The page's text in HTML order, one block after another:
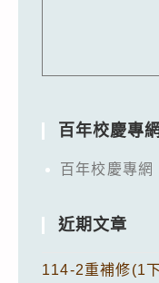
百年校慶專網
百年校慶專網
近期文章
114-2重補修(1